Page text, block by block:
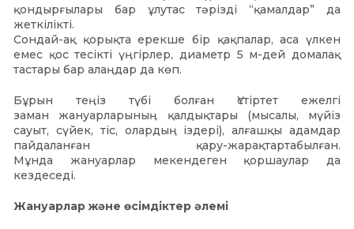
қондырғылары бар ұлутас тәрізді “қамалдар” да
жеткілікті.
Сондай-ақ қорықта ерекше бір қақпалар, аса үлкен
емес қос тесікті үңгірлер, диаметр 5 м-дей домалақ
тастары бар алаңдар да көп.
Бұрын теңіз түбі болған Үстіртет ежелгі
заман жануарларының қалдықтары (мысалы, мүйіз
сауыт, сүйек, тіс, олардың іздері), алғашқы адамдар
пайдаланған қару-жарақтартабылған.
Мұнда жануарлар мекендеген қоршаулар да
кездеседі.
Жануарлар және өсімдіктер әлемі